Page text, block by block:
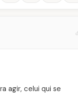
agir, celui qui se